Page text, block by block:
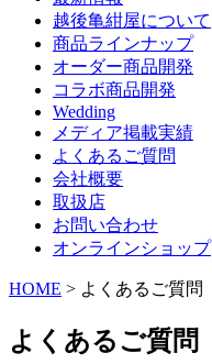
越後亀紺屋について
商品ラインナップ
オーダー商品開発
コラボ商品開発
Wedding
メディア掲載実績
よくあるご質問
会社概要
取扱店
お問い合わせ
オンラインショップ
HOME > よくあるご質問
よくあるご質問